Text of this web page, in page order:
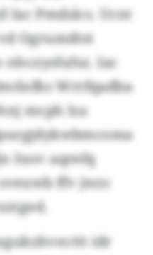
lac Pmdslcs. Ucnt
Ogrumdtst
Iac
Wrrfqadba
mcph lsa
Ixov aqrefq
ffv jwzc
idr